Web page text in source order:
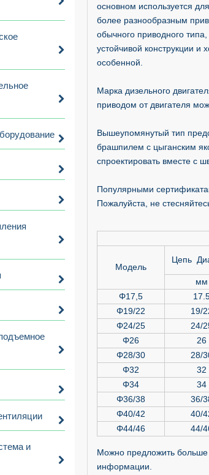
и
основном используется
более разнообразным
обычного приводного
устойчивой конструкции
особенной.
Марка дизельного
приводом от двигателя
Вышеупомянутый тип
брашпилем с цыганским
спроектировать вместе с
Популярными
Пожалуйста, не
Модель
Цепь
мм
Φ17,5
Φ19/22
19/
Φ24/25
24/
Φ26
26
Φ28/30
28/
Φ32
32
Φ34
34
Φ36/38
36/
Φ40/42
40/
Φ44/46
44/
Можно предложить больше
информации.